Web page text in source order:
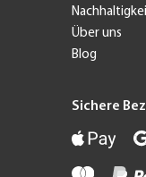
Über uns
Blog
Sichere